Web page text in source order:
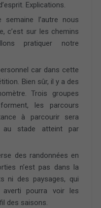
Explications.
semaine l’autre nous
c’est sur les chemins
pratiquer notre
car dans cette
Bien sûr, il y a des
Trois groupes
les parcours
à parcourir sera
au stade atteint par
des randonnées en
n’est pas dans la
ni des paysages, qui
pourra voir les
des saisons.